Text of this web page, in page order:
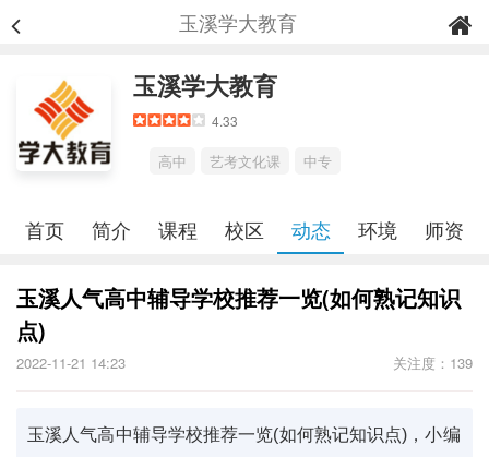
玉溪学大教育
玉溪学大教育
4.33
高中 艺考文化课 中专
首页 简介 课程 校区 动态 环境 师资
玉溪人气高中辅导学校推荐一览(如何熟记知识
点)
2022-11-21 14:23 关注度：139
玉溪人气高中辅导学校推荐一览(如何熟记知识点)，小编